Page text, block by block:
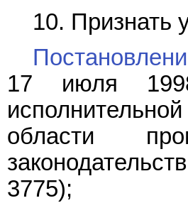
10. Признать
17 июля
области
3775);